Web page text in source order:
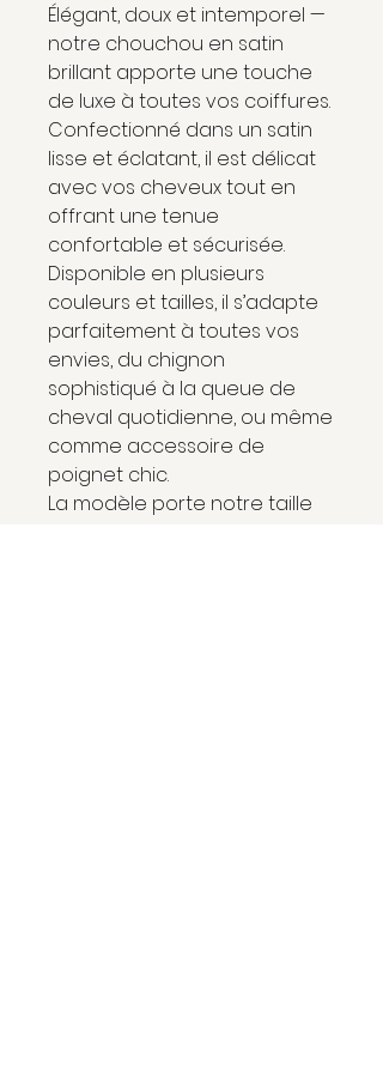
Élégant, doux et intemporel —
notre chouchou en satin
brillant apporte une touche
de luxe à toutes vos coiffures.
Confectionné dans un satin
lisse et éclatant, il est délicat
avec vos cheveux tout en
offrant une tenue
confortable et sécurisée.
Disponible en plusieurs
couleurs et tailles, il s’adapte
parfaitement à toutes vos
envies, du chignon
sophistiqué à la queue de
cheval quotidienne, ou même
comme accessoire de
poignet chic.
La modèle porte notre taille